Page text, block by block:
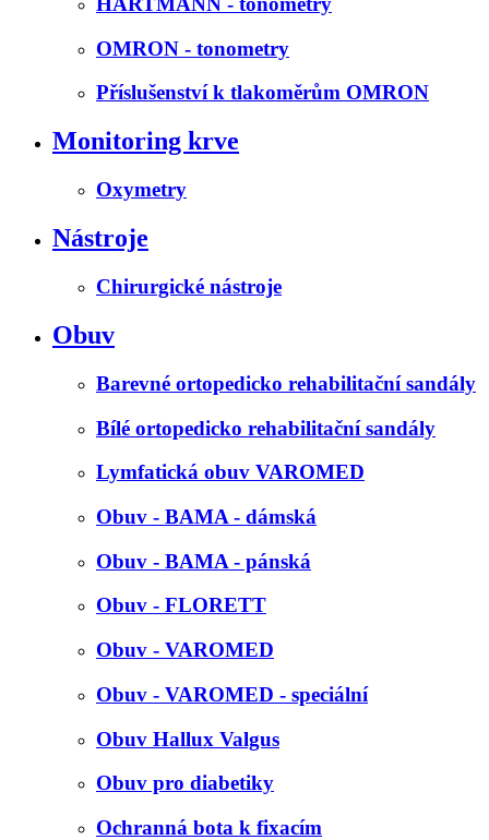
OMRON - tonometry
Příslušenství k tlakoměrům OMRON
Monitoring krve
Oxymetry
Nástroje
Chirurgické nástroje
Obuv
Barevné ortopedicko rehabilitační sandály
Bílé ortopedicko rehabilitační sandály
Lymfatická obuv VAROMED
Obuv - BAMA - dámská
Obuv - BAMA - pánská
Obuv - FLORETT
Obuv - VAROMED
Obuv - VAROMED - speciální
Obuv Hallux Valgus
Obuv pro diabetiky
Ochranná bota k fixacím